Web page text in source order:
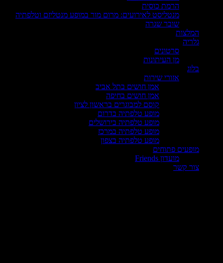
הרמת כוסית
מנטליסט לאירועים: מרום מור במופע מנטליזם וטלפתיה
שובר שגרה
המלצות
גלריה
סרטונים
מן העיתונות
בלוג
אזורי שירות
אמן חושים בתל אביב
אמן חושים בחיפה
קוסם למבוגרים בראשון לציון
מופע טלפתיה בדרום
מופע טלפתיה בירושלים
מופע טלפתיה במרכז
מופע טלפתיה בצפון
מופעים פתוחים
מועדון Friends
צור קשר